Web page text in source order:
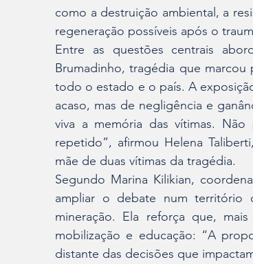
como a destruição ambiental, a
regeneração possíveis após o
Entre as questões centrais
Brumadinho, tragédia que
todo o estado e o país. A
acaso, mas de negligência e
viva a memória das vítimas.
repetido”, afirmou Helena
mãe de duas vítimas da tragédia.
Segundo Marina Kilikian,
ampliar o debate num território
mineração. Ela reforça que,
mobilização e educação: “A
distante das decisões que